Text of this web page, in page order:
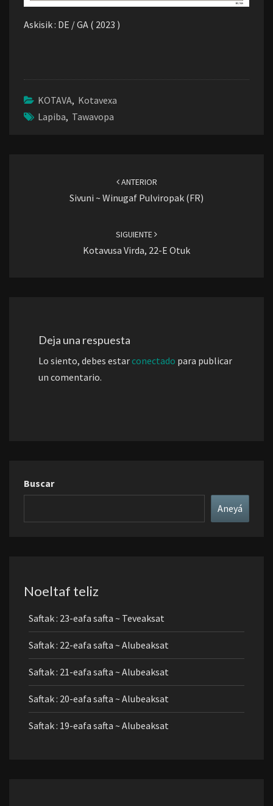
Askisik : DE / GA ( 2023 )
KOTAVA, Kotavexa
Lapiba, Tawavopa
ANTERIOR
Sivuni ~ Winugaf Pulviropak (FR)
SIGUIENTE
Kotavusa Virda, 22-E Otuk
Deja una respuesta
Lo siento, debes estarconectado para publicar
un comentario.
Buscar
Aneyá
Noeltaf teliz
Saftak : 23-eafa safta ~ Teveaksat
Saftak : 22-eafa safta ~ Alubeaksat
Saftak : 21-eafa safta ~ Alubeaksat
Saftak : 20-eafa safta ~ Alubeaksat
Saftak : 19-eafa safta ~ Alubeaksat